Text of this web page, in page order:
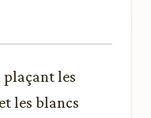
plaçant les
les blancs